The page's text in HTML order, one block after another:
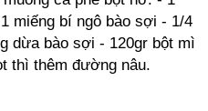
miếng bí ngô bào sợi - 1/4
dừa bào sợi - 120gr bột mì
thì thêm đường nâu.